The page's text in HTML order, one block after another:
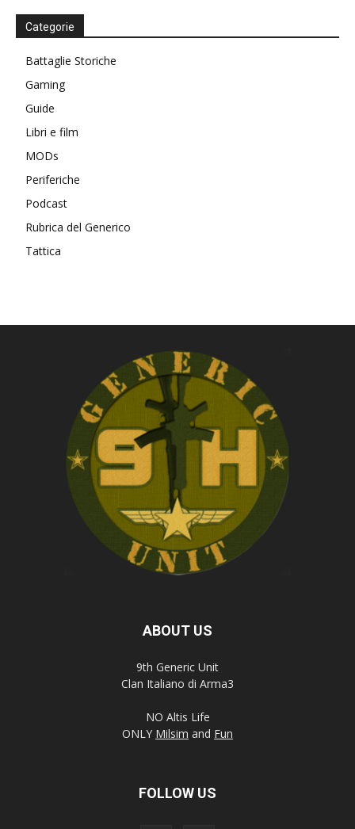
Categorie
Battaglie Storiche
Gaming
Guide
Libri e film
MODs
Periferiche
Podcast
Rubrica del Generico
Tattica
ABOUT US
9th Generic Unit
Clan Italiano di Arma3
NO Altis Life
ONLY Milsim and Fun
FOLLOW US